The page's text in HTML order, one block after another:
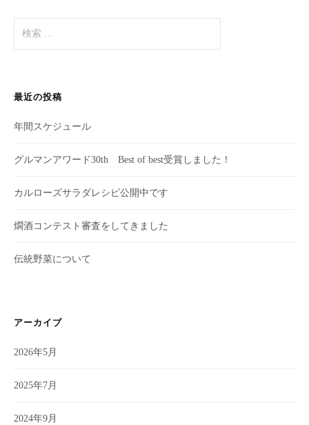
最近の投稿
年間スケジュール
グルマンアワード30th Best of best受賞しました！
カルローズサラダレシピ公開中です
燗酒コンテスト審査をしてきました
伝統野菜について
アーカイブ
2026年5月
2025年7月
2024年9月